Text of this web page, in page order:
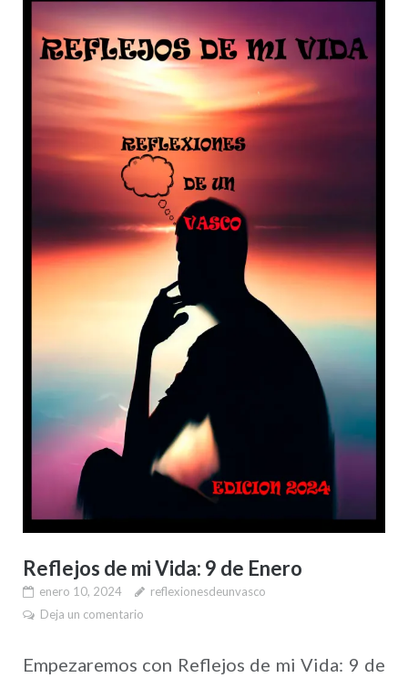
Reflejos de mi Vida: 9 de Enero
enero 10, 2024
reflexionesdeunvasco
Deja un comentario
Empezaremos con Reflejos de mi Vida: 9 de